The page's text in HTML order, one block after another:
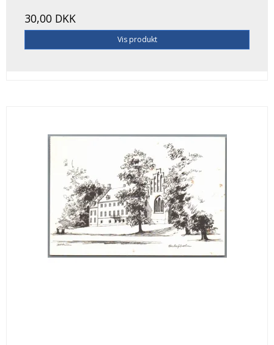
30,00 DKK
Vis produkt